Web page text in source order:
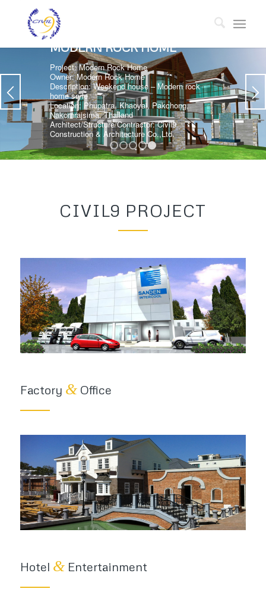
MODERN ROCK HOME
Project: Modern Rock Home
Owner: Modern Rock Home
Description: Weekend house – Modern rock
home sryle
Location: Phupatra, Khaoyai, Pakchong,
Nakornrajsima, Thailand
Architect/Structure/Contractor: Civil9
Construction & Architecture Co.,Ltd.
1 2 3 4 5
CIVIL9 PROJECT
Factory &Office
Hotel &Entertainment